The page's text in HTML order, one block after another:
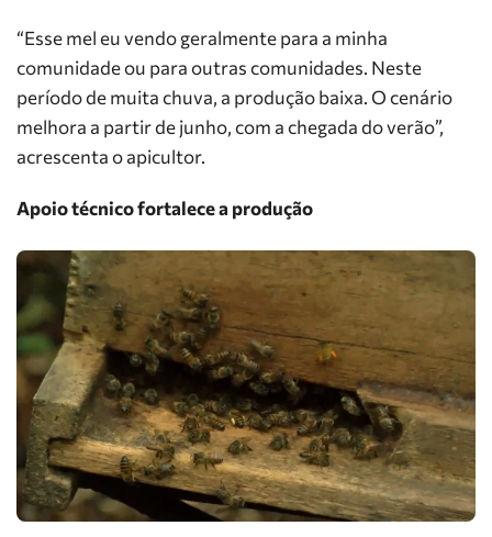
“Esse mel eu vendo geralmente para a minha
comunidade ou para outras comunidades. Neste
período de muita chuva, a produção baixa. O cenário
melhora a partir de junho, com a chegada do verão”,
acrescenta o apicultor.
Apoio técnico fortalece a produção